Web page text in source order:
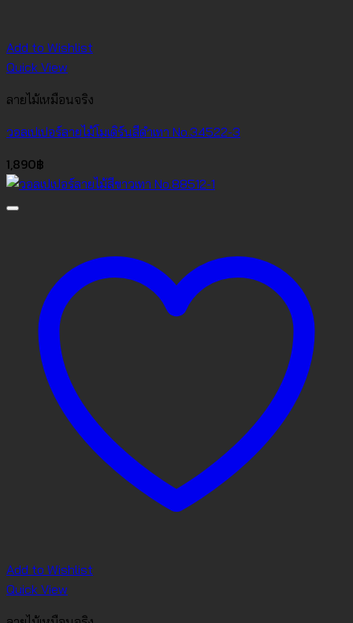
Add to Wishlist
Quick View
ลายไม้เหมือนจริง
วอลเปเปอร์ลายไม้โมเดิร์นสีดำเทา No.34522-3
1,890฿
Add to Wishlist
Quick View